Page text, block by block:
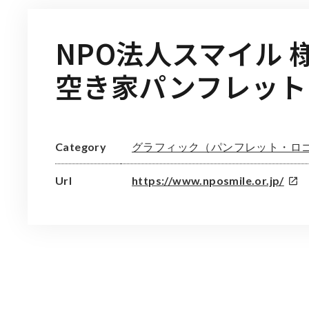
NPO法人スマイル
空き家パンフレット
Category グラフィック（パンフレット・ロ
Url https://www.nposmile.or.jp/